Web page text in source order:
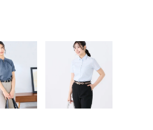
您的購物車目前是空的。